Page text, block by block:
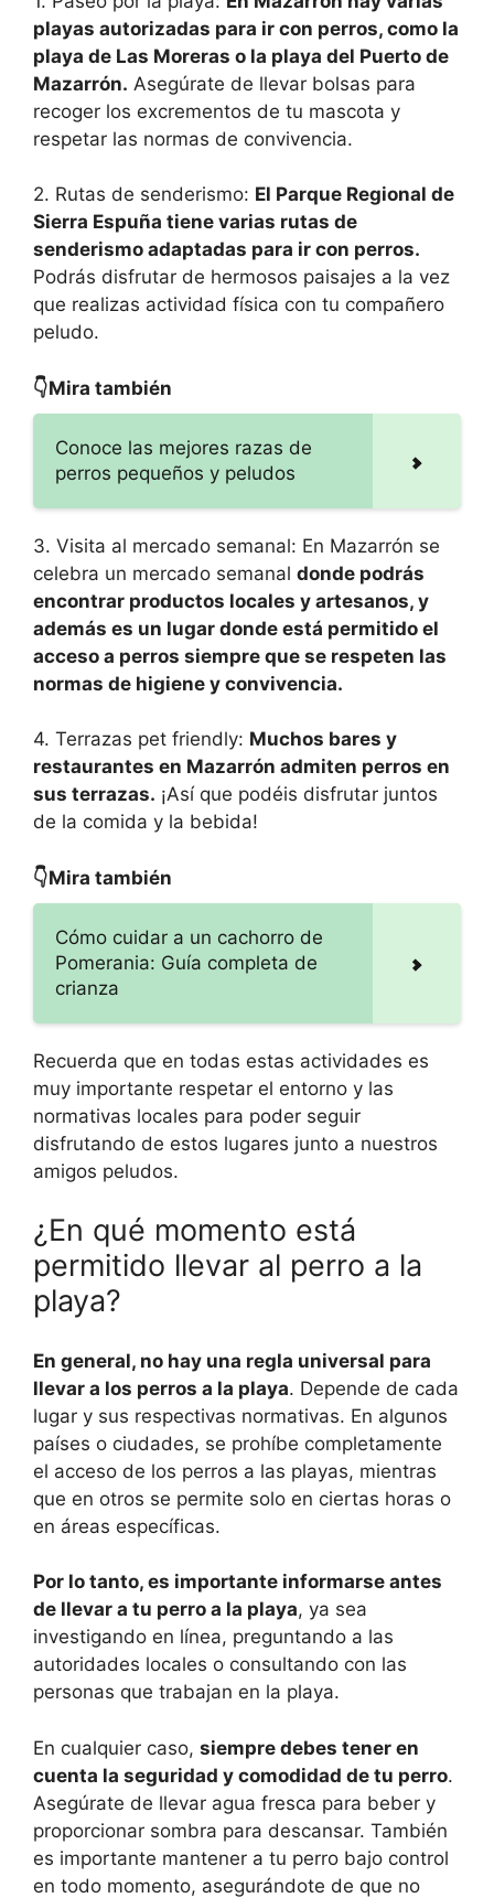
playas autorizadas para ir con perros, como la
playa de Las Moreras o la playa del Puerto de
Mazarrón. Asegúrate de llevar bolsas para
recoger los excrementos de tu mascota y
respetar las normas de convivencia.
2. Rutas de senderismo: El Parque Regional de
Sierra Espuña tiene varias rutas de
senderismo adaptadas para ir con perros.
Podrás disfrutar de hermosos paisajes a la vez
que realizas actividad física con tu compañero
peludo.
👇Mira también
Conoce las mejores razas de
perros pequeños y peludos
3. Visita al mercado semanal: En Mazarrón se
celebra un mercado semanal donde podrás
encontrar productos locales y artesanos, y
además es un lugar donde está permitido el
acceso a perros siempre que se respeten las
normas de higiene y convivencia.
4. Terrazas pet friendly: Muchos bares y
restaurantes en Mazarrón admiten perros en
sus terrazas. ¡Así que podéis disfrutar juntos
de la comida y la bebida!
👇Mira también
Cómo cuidar a un cachorro de
Pomerania: Guía completa de
crianza
Recuerda que en todas estas actividades es
muy importante respetar el entorno y las
normativas locales para poder seguir
disfrutando de estos lugares junto a nuestros
amigos peludos.
¿En qué momento está
permitido llevar al perro a la
playa?
En general, no hay una regla universal para
llevar a los perros a la playa. Depende de cada
lugar y sus respectivas normativas. En algunos
países o ciudades, se prohíbe completamente
el acceso de los perros a las playas, mientras
que en otros se permite solo en ciertas horas o
en áreas específicas.
Por lo tanto, es importante informarse antes
de llevar a tu perro a la playa, ya sea
investigando en línea, preguntando a las
autoridades locales o consultando con las
personas que trabajan en la playa.
En cualquier caso, siempre debes tener en
cuenta la seguridad y comodidad de tu perro.
Asegúrate de llevar agua fresca para beber y
proporcionar sombra para descansar. También
es importante mantener a tu perro bajo control
en todo momento, asegurándote de que no